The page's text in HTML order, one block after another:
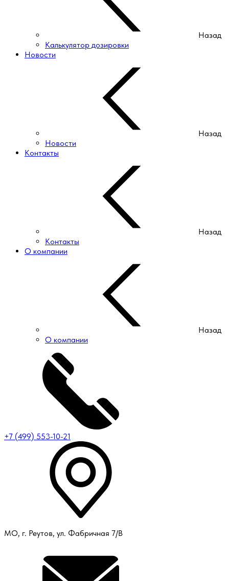
Назад
Калькулятор дозировки
Новости
Назад
Новости
Контакты
Назад
Контакты
О компании
Назад
О компании
+7 (499) 553-10-21
МО, г. Реутов, ул. Фабричная 7/В